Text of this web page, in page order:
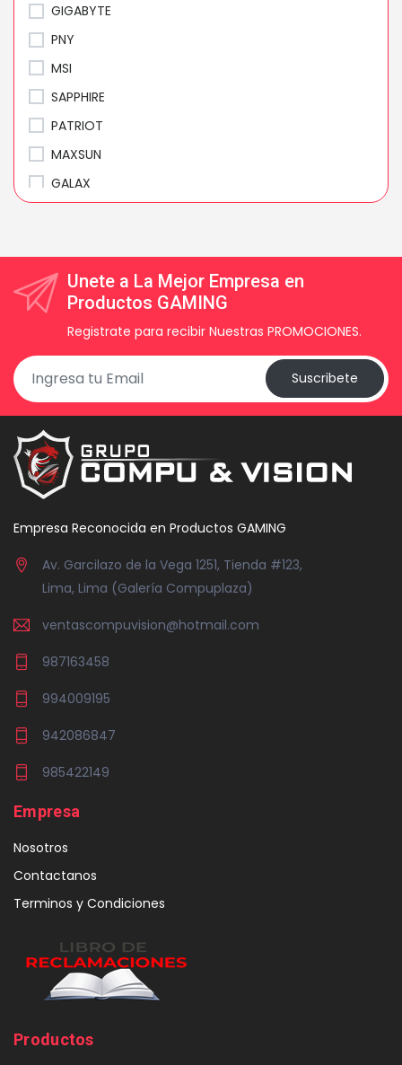
GIGABYTE
PNY
MSI
SAPPHIRE
PATRIOT
MAXSUN
GALAX
Unete a La Mejor Empresa en
Productos GAMING
Registrate para recibir Nuestras PROMOCIONES.
Suscribete
Empresa Reconocida en Productos GAMING
Av. Garcilazo de la Vega 1251, Tienda #123,
Lima, Lima (Galería Compuplaza)
ventascompuvision@hotmail.com
987163458
994009195
942086847
985422149
Empresa
Nosotros
Contactanos
Terminos y Condiciones
Productos